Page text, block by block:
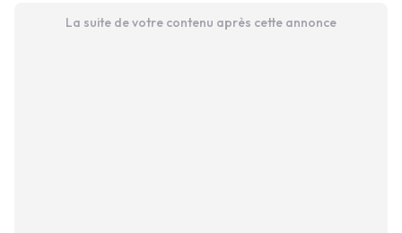
La suite de votre contenu après cette annonce